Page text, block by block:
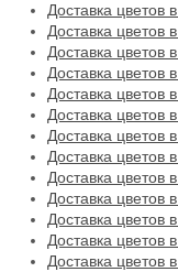
Доставка цветов
Доставка цветов
Доставка цветов
Доставка цветов
Доставка цветов
Доставка цветов
Доставка цветов
Доставка цветов
Доставка цветов
Доставка цветов
Доставка цветов
Доставка цветов
Доставка цветов